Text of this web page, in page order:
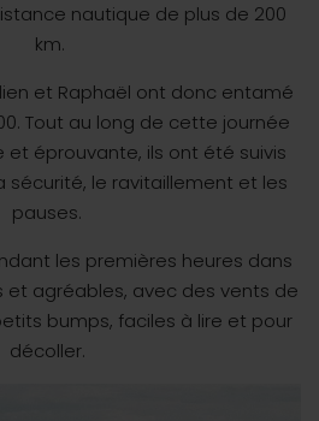
nautique de plus de 200
km.
et Raphaël ont donc entamé
Tout au long de cette journée
et éprouvante, ils ont été suivis
sécurité, le ravitaillement et les
pauses.
les premières heures dans
et agréables, avec des vents de
bumps, faciles à lire et pour
décoller.